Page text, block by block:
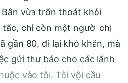
vừa trốn thoát khỏi
chỉ còn một người chị
gần 80, đi lại khó khăn, mà
gửi thư báo cho các lãnh
vào tôi. Tôi vội cầu